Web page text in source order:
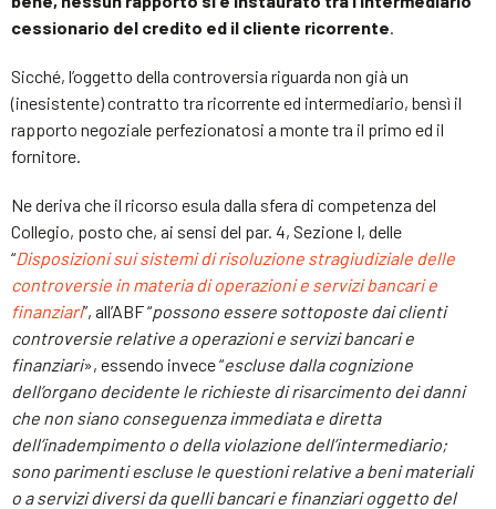
cessionario del credito ed il cliente ricorrente.
Sicché, l’oggetto della controversia riguarda non già un
(inesistente) contratto tra ricorrente ed intermediario, bensì il
rapporto negoziale perfezionatosi a monte tra il primo ed il
fornitore.
Ne deriva che il ricorso esula dalla sfera di competenza del
Collegio, posto che, ai sensi del par. 4, Sezione I, delle
“Disposizioni sui sistemi di risoluzione stragiudiziale delle
controversie in materia di operazioni e servizi bancari e
finanziari”, all’ABF “possono essere sottoposte dai clienti
controversie relative a operazioni e servizi bancari e
finanziari», essendo invece “escluse dalla cognizione
dell’organo decidente le richieste di risarcimento dei danni
che non siano conseguenza immediata e diretta
dell’inadempimento o della violazione dell’intermediario;
sono parimenti escluse le questioni relative a beni materiali
o a servizi diversi da quelli bancari e finanziari oggetto del